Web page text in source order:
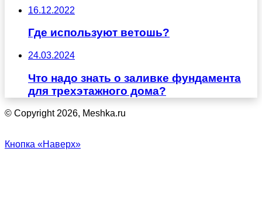
16.12.2022
Где используют ветошь?
24.03.2024
Что надо знать о заливке фундамента
для трехэтажного дома?
© Copyright 2026, Meshka.ru
Кнопка «Наверх»